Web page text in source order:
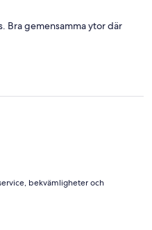
Bra gemensamma ytor där
bekvämligheter och